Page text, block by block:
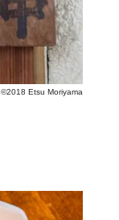
©2018 Etsu Moriyama